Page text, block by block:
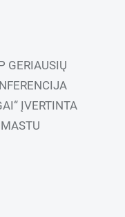
GERIAUSIŲ
ĮVERTINTA